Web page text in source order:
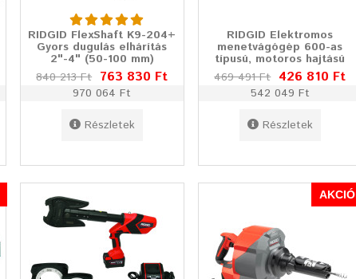
RIDGID FlexShaft K9-204+
Gyors dugulás elhárítás
2"-4" (50-100 mm)
840 213 Ft 763 830 Ft
970 064 Ft
Részletek
RIDGID Elektromos
menetvágógép 600-as
típusú, motoros hajtású
469 491 Ft 426 810 Ft
542 049 Ft
Részletek
AKCIÓ